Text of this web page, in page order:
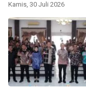
nasional, koperasi jadi
Kamis, 30 Juli 2026